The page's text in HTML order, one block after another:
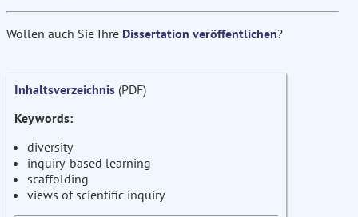
Wollen auch Sie Ihre Dissertation veröffentlichen?
Inhaltsverzeichnis (PDF)
Keywords:
diversity
inquiry-based learning
scaffolding
views of scientific inquiry